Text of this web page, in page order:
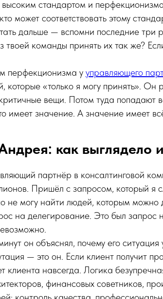
стандартом и
может соответствовать этому
дальше — вспомни последние три
твоей команды принять их так же?
перфекционизма у управляющего
которые «только я могу принять». Он
вещи. Потом туда попадают
имеет значение. А значение имеет
как выглядело
партнёр в консалтинговой
Пришёл с запросом, который я
не могу найти людей, которым можно
на делегирование. Это был запрос
он объяснял, почему его
— это он. Если клиент получит
клиента навсегда. Логика
финансовых советников,